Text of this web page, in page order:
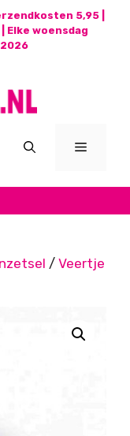
5,95 |
Elke woensdag
Menu
/ Veertje